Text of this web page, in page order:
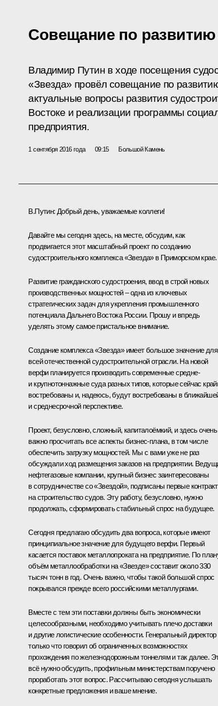
Совещание по развитию
Владимир Путин в ходе посещения
«Звезда» провёл совещание по
актуальные вопросы развития
Востоке и реализации программы
предприятия.
1 сентября 2016 года 09:15 Большой Камень
В.Путин: Добрый день, уважаемые коллеги!
Давайте мы сегодня здесь, на месте, обсудим, как
продвигается этот масштабный проект по созданию
судостроительного комплекса «Звезда» в Приморском крае.
Развитие гражданского судостроения, ввод в строй новых
производственных мощностей – одна из ключевых
стратегических задач для укрепления промышленного
потенциала Дальнего Востока России. Прошу и впредь
уделять этому самое пристальное внимание.
Создание комплекса «Звезда» имеет большое значение для
всей отечественной судостроительной отрасли. На новой
верфи планируется производить современные средне-
и крупнотоннажные суда разных типов, которые сейчас
востребованы и, надеюсь, будут востребованы в
и среднесрочной перспективе.
Проект, безусловно, сложный, капиталоёмкий, и здесь очень
важно просчитать все аспекты бизнес-плана, в том числе
обеспечить загрузку мощностей. Мы с вами уже не раз
обсуждали ход размещения заказов на предприятии.
нефтегазовые компании, крупный бизнес заинтересованы
в сотрудничестве со «Звездой», подписаны первые
на строительство судов. Эту работу, безусловно, нужно
продолжать, сформировать стабильный спрос на будущее.
Сегодня предлагаю обсудить два вопроса, которые имеют
принципиальное значение для будущего верфи. Первый
касается поставок металлопроката на предприятие. По
объём металлообработки на «Звезде» составит около 330
тысяч тонн в год. Очень важно, чтобы такой большой спрос
покрывался прежде всего российскими металлургами.
Вместе с тем эти поставки должны быть экономически
целесообразными, необходимо учитывать плечо доставки
и другие логистические особенности. Генеральный директор
только что говорил об ограниченных возможностях
прохождения по железнодорожным тоннелям и так далее.
всё нужно обсудить, профильным министерствам поручено
проработать этот вопрос. Рассчитываю сегодня услышать
конкретные предложения и ваше мнение.